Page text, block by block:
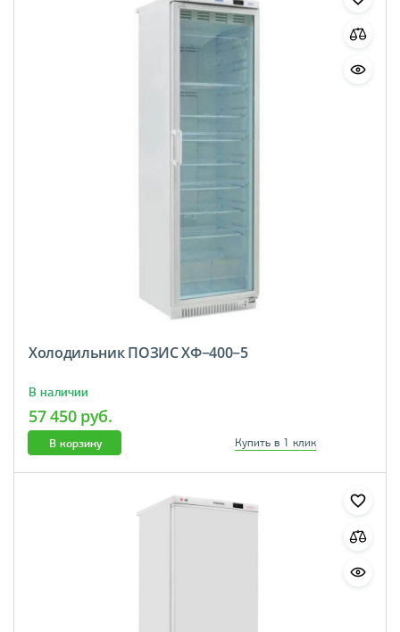
Холодильник ПОЗИС ХФ−400−5
В наличии
57 450 руб.
В корзину Купить в 1 клик